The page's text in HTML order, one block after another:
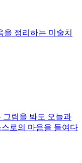
정리하는 미술치
그림을 봐도 오늘과
로의 마음을 들여다